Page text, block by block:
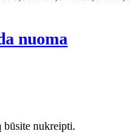
nuoma
nukreipti.